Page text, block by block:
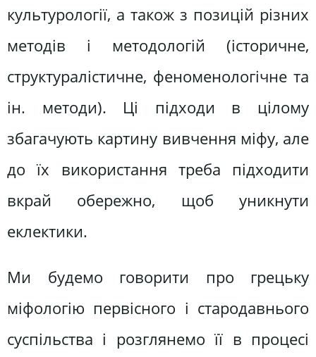
культурології, а також з позицій різних
методів і методологій (історичне,
структуралістичне, феноменологічне та
ін. методи). Ці підходи в цілому
збагачують картину вивчення міфу, але
до їх використання треба підходити
вкрай обережно, щоб уникнути
еклектики.
Ми будемо говорити про грецьку
міфологію первісного і стародавнього
суспільства і розглянемо її в процесі